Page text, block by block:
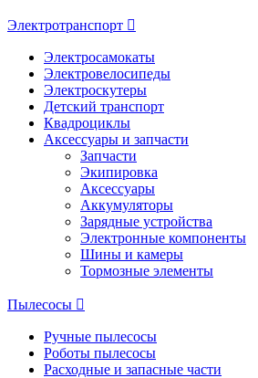
Электротранспорт
Электросамокаты
Электровелосипеды
Электроскутеры
Детский транспорт
Квадроциклы
Аксессуары и запчасти
Запчасти
Экипировка
Аксессуары
Аккумуляторы
Зарядные устройства
Электронные компоненты
Шины и камеры
Тормозные элементы
Пылесосы
Ручные пылесосы
Роботы пылесосы
Расходные и запасные части